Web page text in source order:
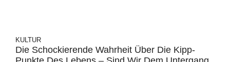
KULTUR
Die Schockierende Wahrheit Über Die Kipp-